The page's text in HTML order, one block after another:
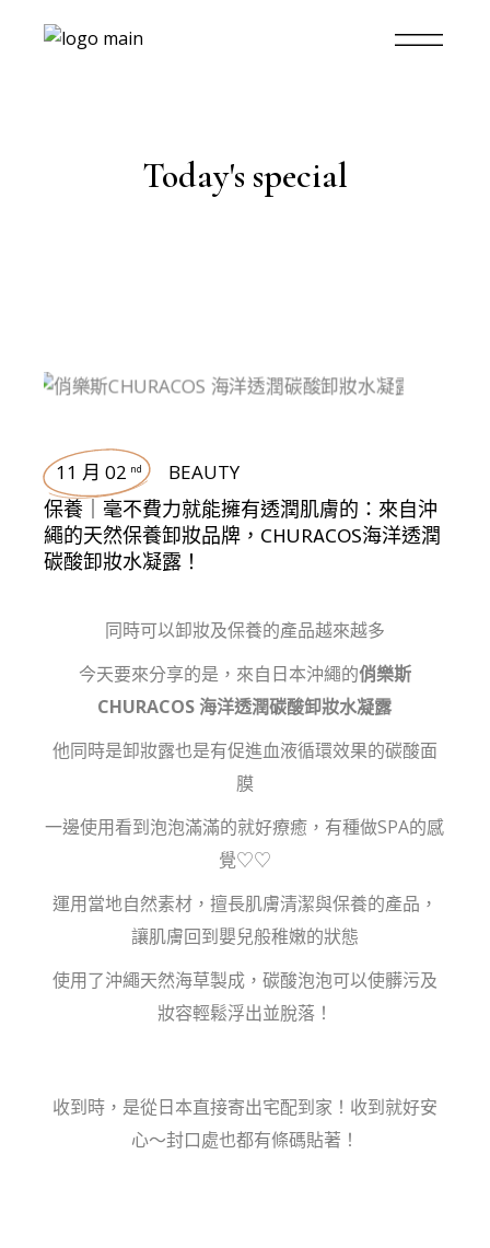
Today's special
11 月 02 nd BEAUTY
保養｜毫不費力就能擁有透潤肌膚的：來自沖
繩的天然保養卸妝品牌，CHURACOS海洋透潤
碳酸卸妝水凝露！
同時可以卸妝及保養的產品越來越多
今天要來分享的是，來自日本沖繩的俏樂斯
CHURACOS 海洋透潤碳酸卸妝水凝露
他同時是卸妝露也是有促進血液循環效果的碳酸面
膜
一邊使用看到泡泡滿滿的就好療癒，有種做SPA的感
覺♡♡
運用當地自然素材，擅長肌膚清潔與保養的產品，
讓肌膚回到嬰兒般稚嫩的狀態
使用了沖繩天然海草製成，碳酸泡泡可以使髒污及
妝容輕鬆浮出並脫落！
收到時，是從日本直接寄出宅配到家！收到就好安
心～封口處也都有條碼貼著！